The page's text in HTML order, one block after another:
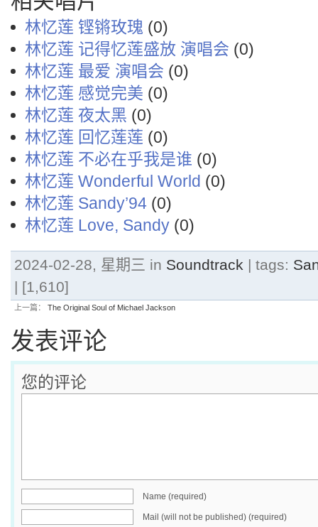
林忆莲 铿锵玫瑰 (0)
林忆莲 记得忆莲盛放 演唱会 (0)
林忆莲 最爱 演唱会 (0)
林忆莲 感觉完美 (0)
林忆莲 夜太黑 (0)
林忆莲 回忆莲莲 (0)
林忆莲 不必在乎我是谁 (0)
林忆莲 Wonderful World (0)
林忆莲 Sandy’94 (0)
林忆莲 Love, Sandy (0)
2024-02-28, 星期三 in Soundtrack | tags:
| [1,610]
上一篇： The Original Soul of Michael Jackson
发表评论
您的评论
Name (required)
Mail (will not be published) (required)